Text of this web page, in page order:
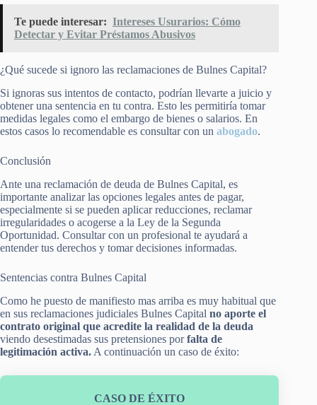
Te puede interesar: Intereses Usurarios: Cómo
Detectar y Evitar Préstamos Abusivos
¿Qué sucede si ignoro las reclamaciones de Bulnes Capital?
Si ignoras sus intentos de contacto, podrían llevarte a juicio y
obtener una sentencia en tu contra. Esto les permitiría tomar
medidas legales como el embargo de bienes o salarios. En
estos casos lo recomendable es consultar con un abogado.
Conclusión
Ante una reclamación de deuda de Bulnes Capital, es
importante analizar las opciones legales antes de pagar,
especialmente si se pueden aplicar reducciones, reclamar
irregularidades o acogerse a la Ley de la Segunda
Oportunidad. Consultar con un profesional te ayudará a
entender tus derechos y tomar decisiones informadas.
Sentencias contra Bulnes Capital
Como he puesto de manifiesto mas arriba es muy habitual que
en sus reclamaciones judiciales Bulnes Capital no aporte el
contrato original que acredite la realidad de la deuda
viendo desestimadas sus pretensiones porfalta de
legitimación activa. A continuación un caso de éxito:
CASO DE ÉXITO